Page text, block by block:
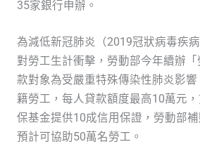
35家銀行申辦。
為減低新冠肺炎（2019冠狀病毒疾
對勞工生計衝擊，勞動部今年續辦
款對象為受嚴重特殊傳染性肺炎影響
籍勞工，每人貸款額度最高10萬元
保基金提供10成信用保證，勞動部補
預計可協助50萬名勞工。